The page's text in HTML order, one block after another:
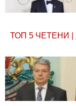
ТОП 5 ЧЕТЕНИ